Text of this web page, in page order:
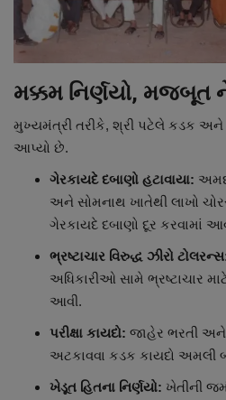
મક્કમ નિર્ણયો, મજબૂત
મુખ્યમંત્રી તરીકે, શ્રી પટેલે કડક અને
આપ્યો છે.
ગેરકાયદે દબાણો હટાવાયા:
અને સોમનાથ ખાતેથી લાખો
ગેરકાયદે દબાણો દૂર કરવામાં
ભ્રષ્ટાચાર વિરુદ્ધ ઝીરો
અધિકારીઓ સામે ભ્રષ્ટાચાર
આવી.
પરીક્ષા કાયદો: જાહેર ભરતી અને
અટકાવવા કડક કાયદો અમલી
ખેડૂત હિતના નિર્ણયો: ખેતીની